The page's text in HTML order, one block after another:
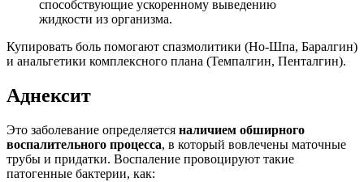
способствующие ускоренному выведению
жидкости из организма.
Купировать боль помогают спазмолитики (Но-Шпа, Баралгин)
и анальгетики комплексного плана (Темпалгин, Пенталгин).
Аднексит
Это заболевание определяется наличием обширного
воспалительного процесса, в который вовлечены маточные
трубы и придатки. Воспаление провоцируют такие
патогенные бактерии, как: